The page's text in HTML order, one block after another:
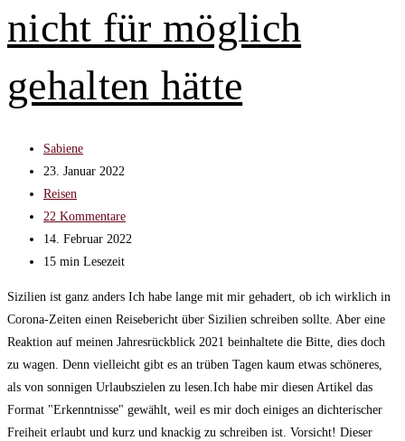
nicht für möglich
gehalten hätte
Beitrags-
Autor:
Sabiene
Beitrag
veröffentlicht:
23. Januar 2022
Beitrags-
Kategorie:
Reisen
Beitrags-
Kommentare:
22 Kommentare
Beitrag
zuletzt
14. Februar 2022
Lesedauer:
15 min Lesezeit
Sizilien ist ganz anders Ich habe lange mit mir gehadert, ob ich wirklich in
Corona-Zeiten einen Reisebericht über Sizilien schreiben sollte. Aber eine
Reaktion auf meinen Jahresrückblick 2021 beinhaltete die Bitte, dies doch
zu wagen. Denn vielleicht gibt es an trüben Tagen kaum etwas schöneres,
als von sonnigen Urlaubszielen zu lesen.Ich habe mir diesen Artikel das
Format "Erkenntnisse" gewählt, weil es mir doch einiges an dichterischer
Freiheit erlaubt und kurz und knackig zu schreiben ist. Vorsicht! Dieser